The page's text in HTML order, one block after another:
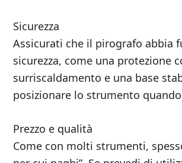
Sicurezza
Assicurati che il pirografo abbia
sicurezza, come una protezione
surriscaldamento e una base
posizionare lo strumento
Prezzo e qualità
Come con molti strumenti,